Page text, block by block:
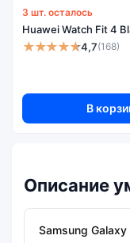
3 шт. осталось
Huawei Watch Fit 4
★★★★★4,7(168)
В
Описание
Samsung